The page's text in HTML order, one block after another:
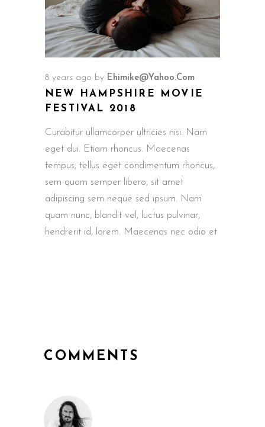
8 years ago by Ehimike@yahoo.com
NEW HAMPSHIRE MOVIE
FESTIVAL 2018
Curabitur ullamcorper ultricies nisi. Nam
eget dui. Etiam rhoncus. Maecenas
tempus, tellus eget condimentum rhoncus,
sem quam semper libero, sit amet
adipiscing sem neque sed ipsum. Nam
quam nunc, blandit vel, luctus pulvinar,
hendrerit id, lorem. Maecenas nec odio et
COMMENTS